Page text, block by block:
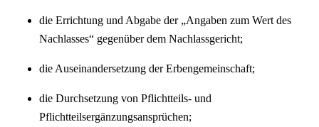
die Errichtung und Abgabe der „Angaben zum Wert des
Nachlasses“ gegenüber dem Nachlassgericht;
die Auseinandersetzung der Erbengemeinschaft;
die Durchsetzung von Pflichtteils- und
Pflichtteilsergänzungsansprüchen;